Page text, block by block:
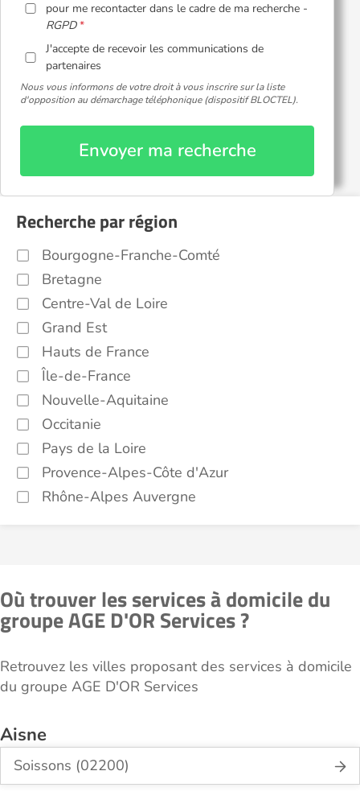
pour me recontacter dans le cadre de ma recherche -
RGPD
J'accepte de recevoir les communications de
partenaires
Nous vous informons de votre droit à vous inscrire sur la liste
d'opposition au démarchage téléphonique (dispositif BLOCTEL).
Envoyer ma recherche
Recherche par région
Bourgogne-Franche-Comté
Bretagne
Centre-Val de Loire
Grand Est
Hauts de France
Île-de-France
Nouvelle-Aquitaine
Occitanie
Pays de la Loire
Provence-Alpes-Côte d'Azur
Rhône-Alpes Auvergne
Où trouver les services à domicile du
groupe AGE D'OR Services ?
Retrouvez les villes proposant des services à domicile
du groupe AGE D'OR Services
Aisne
Soissons (02200)